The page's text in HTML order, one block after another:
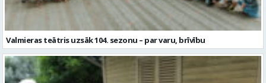
Valmieras teātris uzsāk 104. sezonu – par varu, brīvību